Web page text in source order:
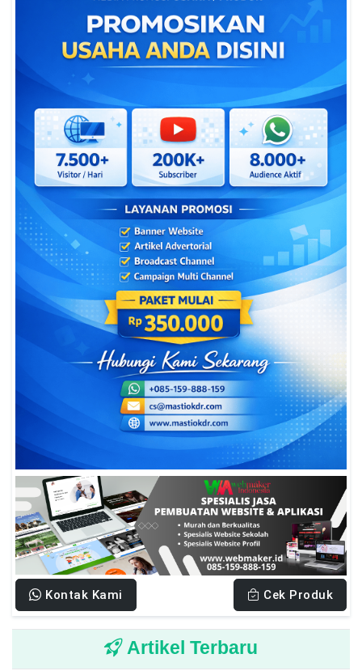
Kontak Kami Cek Produk
Artikel Terbaru